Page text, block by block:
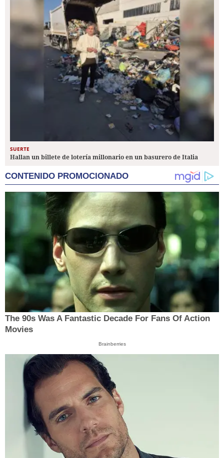
SUERTE
Hallan un billete de lotería millonario en un basurero de Italia
CONTENIDO PROMOCIONADO
The 90s Was A Fantastic Decade For Fans Of Action
Movies
Brainberries